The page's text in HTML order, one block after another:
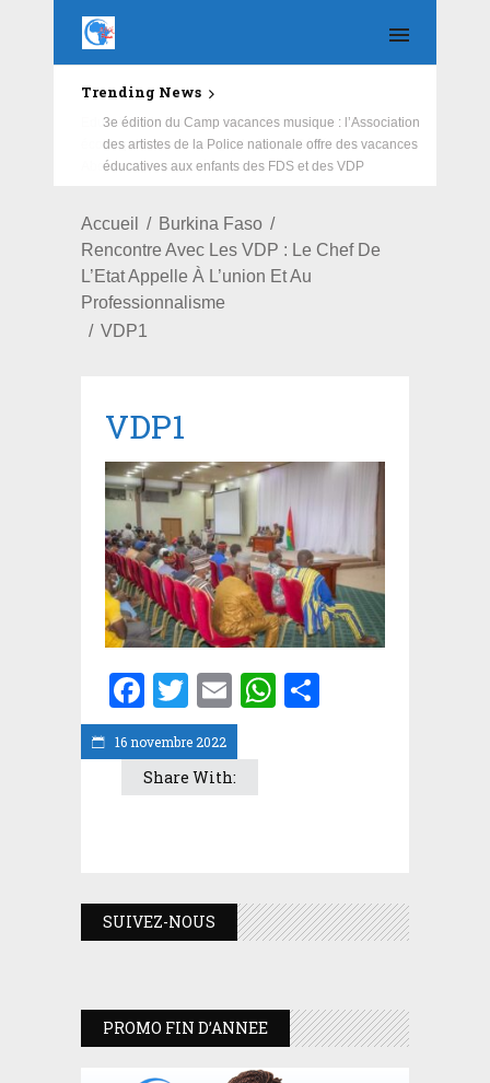
Trending News
Education : la fédération de la Russie rénove les
écoles primaire et collège du Camp Général
Aboubacar Sangoulé Lamizana
Accueil
Burkina Faso
Rencontre Avec Les VDP : Le Chef De
L’Etat Appelle À L’union Et Au
Professionnalisme
VDP1
16 novembre 2022
VDP1
Facebook
Twitter
EmailWhatsApp
Share With:
SUIVEZ-NOUS
PROMO FIN D’ANNEE